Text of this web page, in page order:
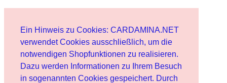
Ein Hinweis zu Cookies: CARDAMINA.NET
verwendet Cookies ausschließlich, um die
notwendigen Shopfunktionen zu realisieren.
Dazu werden Informationen zu Ihrem Besuch
in sogenannten Cookies gespeichert. Durch
Benutzer
Newsletter